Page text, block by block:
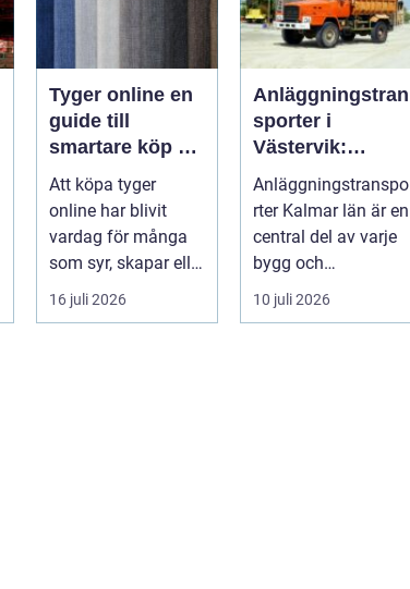
Tyger online en
guide till
smartare köp av
tyg och
hemtextil
Att köpa tyger
online har blivit
vardag för många
som syr, skapar eller
vill förnya hemmet
utan att ...
16 juli 2026
Anläggningstran
sporter i
Västervik:
Effektiva
lösningar för
bygg och
markarbete
Anläggningstranspo
rter Kalmar län är en
central del av varje
bygg och
markprojekt i o...
10 juli 2026